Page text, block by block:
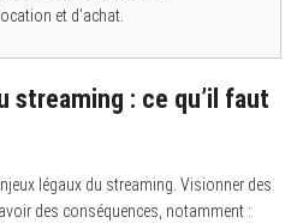
et d’achat.
streaming : ce qu’il faut
légaux du streaming. Visionner des
des conséquences, notamment :